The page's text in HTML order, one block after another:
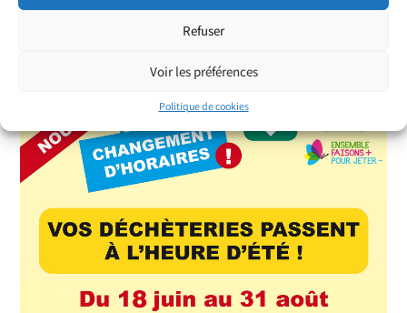
Refuser
Voir les préférences
Politique de cookies
Rapport d’activité 2024
28 novembre 2023